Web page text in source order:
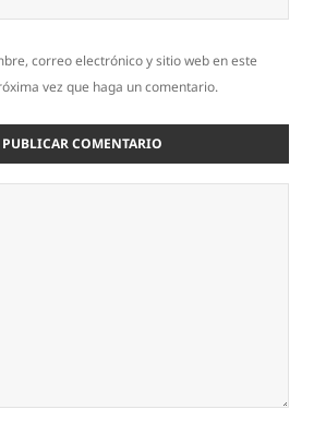
correo electrónico y sitio web en este
vez que haga un comentario.